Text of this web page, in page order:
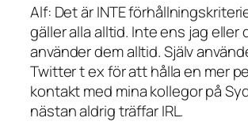
Alf: Det är INTE
gäller alla alltid. Inte ens jag eller
använder dem alltid. Själv
Twitter t ex för att hålla en mer
kontakt med mina kollegor på
nästan aldrig träffar IRL.